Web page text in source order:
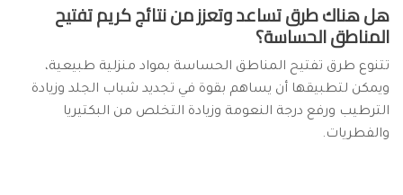
هل هناك طرق تساعد وتعزز من نتائج كريم تفتيح
المناطق الحساسة؟
تتنوع طرق تفتيح المناطق الحساسة بمواد منزلية طبيعية،
ويمكن لتطبيقها أن يساهم بقوة في تجديد شباب الجلد وزيادة
الترطيب ورفع درجة النعومة وزيادة التخلص من البكتيريا
والفطريات.